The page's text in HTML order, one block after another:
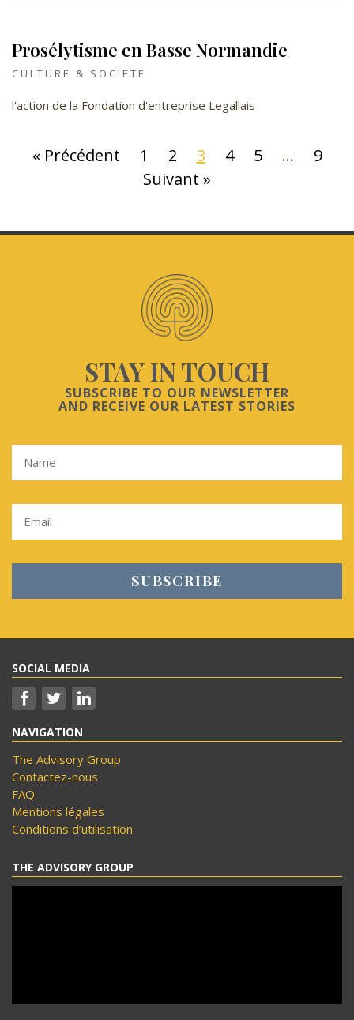
Prosélytisme en Basse Normandie
CULTURE & SOCIETE
l'action de la Fondation d'entreprise Legallais
« Précédent 1 2 3 4 5 …
9
Suivant »
STAY IN TOUCH
SUBSCRIBE TO OUR NEWSLETTER
AND RECEIVE OUR LATEST STORIES
SOCIAL MEDIA
NAVIGATION
The Advisory Group
Contactez-nous
FAQ
Mentions légales
Conditions d’utilisation
THE ADVISORY GROUP